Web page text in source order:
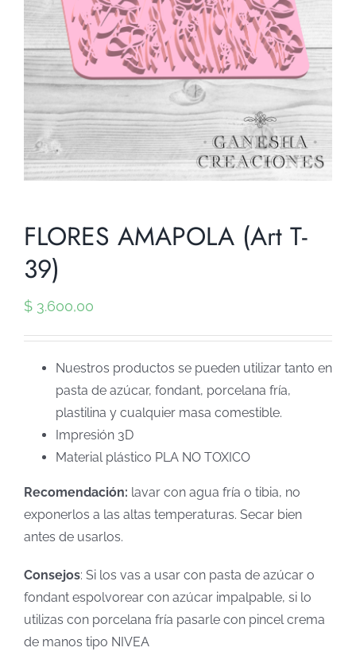
FLORES AMAPOLA (Art T-
39)
$ 3.600,00
Nuestros productos se pueden utilizar tanto en
pasta de azúcar, fondant, porcelana fría,
plastilina y cualquier masa comestible.
Impresión 3D
Material plástico PLA NO TOXICO
Recomendación: lavar con agua fría o tibia, no
exponerlos a las altas temperaturas. Secar bien
antes de usarlos.
Consejos: Si los vas a usar con pasta de azúcar o
fondant espolvorear con azúcar impalpable, si lo
utilizas con porcelana fría pasarle con pincel crema
de manos tipo NIVEA